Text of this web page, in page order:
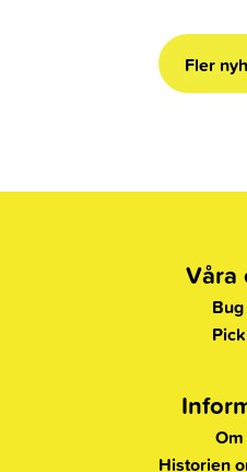
Fler
Våra
Historien